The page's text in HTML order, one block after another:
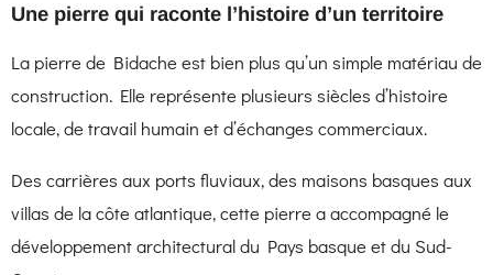
Une pierre qui raconte l’histoire d’un territoire
La pierre de Bidache est bien plus qu’un simple matériau de
construction. Elle représente plusieurs siècles d’histoire
locale, de travail humain et d’échanges commerciaux.
Des carrières aux ports fluviaux, des maisons basques aux
villas de la côte atlantique, cette pierre a accompagné le
développement architectural du Pays basque et du Sud-